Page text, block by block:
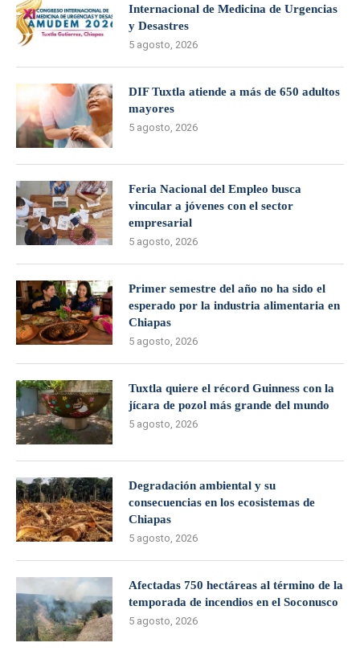
Internacional de Medicina de Urgencias
y Desastres
5 agosto, 2026
DIF Tuxtla atiende a más de 650 adultos
mayores
5 agosto, 2026
Feria Nacional del Empleo busca
vincular a jóvenes con el sector
empresarial
5 agosto, 2026
Primer semestre del año no ha sido el
esperado por la industria alimentaria en
Chiapas
5 agosto, 2026
Tuxtla quiere el récord Guinness con la
jícara de pozol más grande del mundo
5 agosto, 2026
Degradación ambiental y su
consecuencias en los ecosistemas de
Chiapas
5 agosto, 2026
Afectadas 750 hectáreas al término de la
temporada de incendios en el Soconusco
5 agosto, 2026